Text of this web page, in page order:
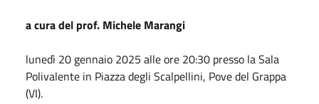
a cura del prof. Michele Marangi
lunedì 20 gennaio 2025 alle ore 20:30 presso la Sala
Polivalente in Piazza degli Scalpellini, Pove del Grappa
(VI).